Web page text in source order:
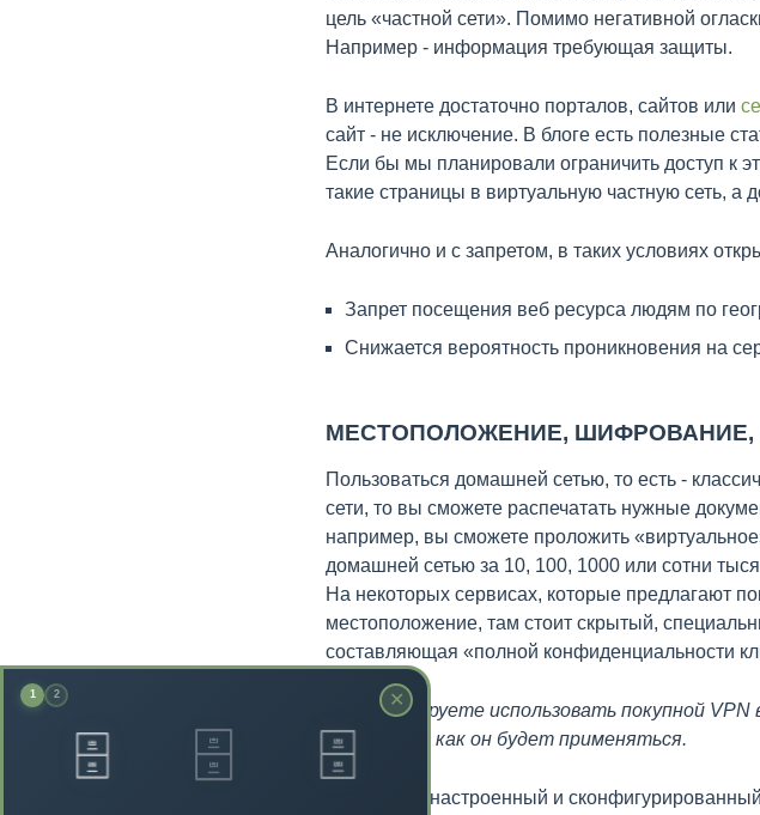
цель «частной сети». Помимо негативной
Например - информация требующая защиты.
В интернете достаточно порталов, сайтов или
сайт - не исключение. В блоге есть полезные
Если бы мы планировали ограничить доступ к
такие страницы в виртуальную частную сеть, а
Аналогично и с запретом, в таких условиях
Запрет посещения веб ресурса людям по
Снижается вероятность проникновения на
МЕСТОПОЛОЖЕНИЕ, ШИФРОВАНИЕ,
Пользоваться домашней сетью, то есть -
сети, то вы сможете распечатать нужные
например, вы сможете проложить
домашней сетью за 10, 100, 1000 или сотни
На некоторых сервисах, которые предлагают
местоположение, там стоит скрытый,
составляющая «полной конфиденциальности
Если планируете использовать покупной
к нему и то как он будет применяться.
Правильно настроенный и
✕
1 2
🗄️ 🗄️ 🗄️